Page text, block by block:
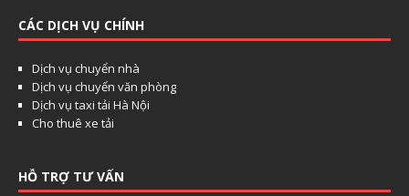
CÁC DỊCH VỤ CHÍNH
Dịch vụ chuyển nhà
Dịch vụ chuyển văn phòng
Dịch vụ taxi tải Hà Nội
Cho thuê xe tải
HỖ TRỢ TƯ VẤN